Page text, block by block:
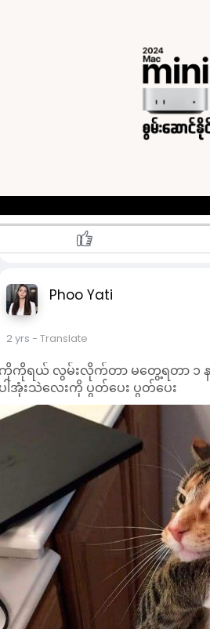
လိုင်းများထဲမှတစ်ခုဖြစ်ပ
ကိုတော့ စက်ပစ္စည်းရဲ့ အေ
ကြောင့် အသုံးပြုရခက်ခဲစေ
အရှေ့ဘက်မှာ 2x USB-C အ
ပေါက်တစ်ခုနှင့် အနောက်တွင်
HDMI နှင့် LAN အပေါက်တို့ ပ
များသည် Thunderbolt
Pro ဟာ 120Gb/s ဒေတာလွှဲ
6K မျက်နှာပြင်နှစ်ခုအထိနှ
အထိ ထောက်ပံ့ပေးနိုင်ပြီး
6K မျက်နှာပြင်သုံးခုအထိ ထ
Apple မှ Mac Mini
အသစ်သို့ အဆင့်မြှင့်ဖို့ ရှိမရှိကို
တယ်။
တွင် စွမ်းဆောင်ရည်နှင့်ချိ
တွေ အခုလို သိရှိနိုင်စေဖို့ ရ
တယ်။
#myspaceadmin
#frankiestories
Phoo Yati
2 yrs - Translate
ကိုရယ် လွမ်းလိုက်တာ မတွေ့ရတာ ၁ နာ
ါအုံးသဲလေးကို ပွတ်ပေး ပွတ်ပေး